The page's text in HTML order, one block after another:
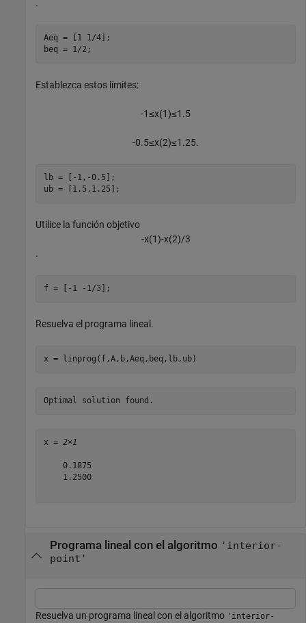
.
Aeq = [1 1/4];
beq = 1/2;
Establezca estos límites:
-1≤x(1)≤1 .5
-0.5≤x(2)≤1 .25.
lb = [-1,-0.5];
ub = [1.5,1.25];
Utilice la función objetivo
-x(1)-x(2)/3
.
f = [-1 -1/3];
Resuelva el programa lineal.
x = linprog(f,A,b,Aeq,beq,lb,ub)
x = 2×1
    0.1875
    1.2500
Programa lineal con el algoritmo 'interior-
point'
Resuelva un programa lineal con el algoritmo 'interior-